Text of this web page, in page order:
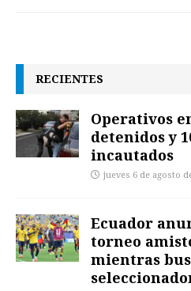
RECIENTES
Operativos
detenidos y
incautados
jueves 6 de agosto
Ecuador
torneo
mientras